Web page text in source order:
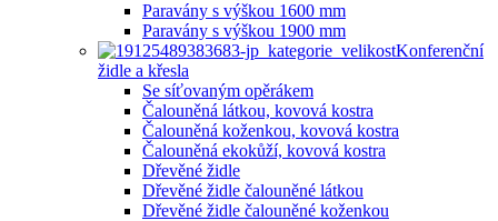
Paravány s výškou 1600 mm
Paravány s výškou 1900 mm
Konferenční
židle a křesla
Se síťovaným opěrákem
Čalouněná látkou, kovová kostra
Čalouněná koženkou, kovová kostra
Čalouněná ekokůží, kovová kostra
Dřevěné židle
Dřevěné židle čalouněné látkou
Dřevěné židle čalouněné koženkou